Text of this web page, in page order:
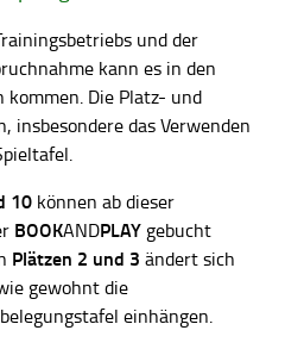
und der
kann es in den
kommen. Die Platz- und
insbesondere das Verwenden
10 können ab dieser
BOOKANDPLAY gebucht
Plätzen 2 und 3 ändert sich
gewohnt die
einhängen.